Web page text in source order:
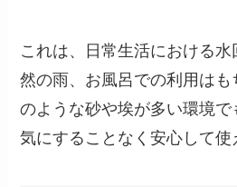
これは、日常生活における
然の雨、お風呂での利用は
のような砂や埃が多い環境
気にすることなく安心して使